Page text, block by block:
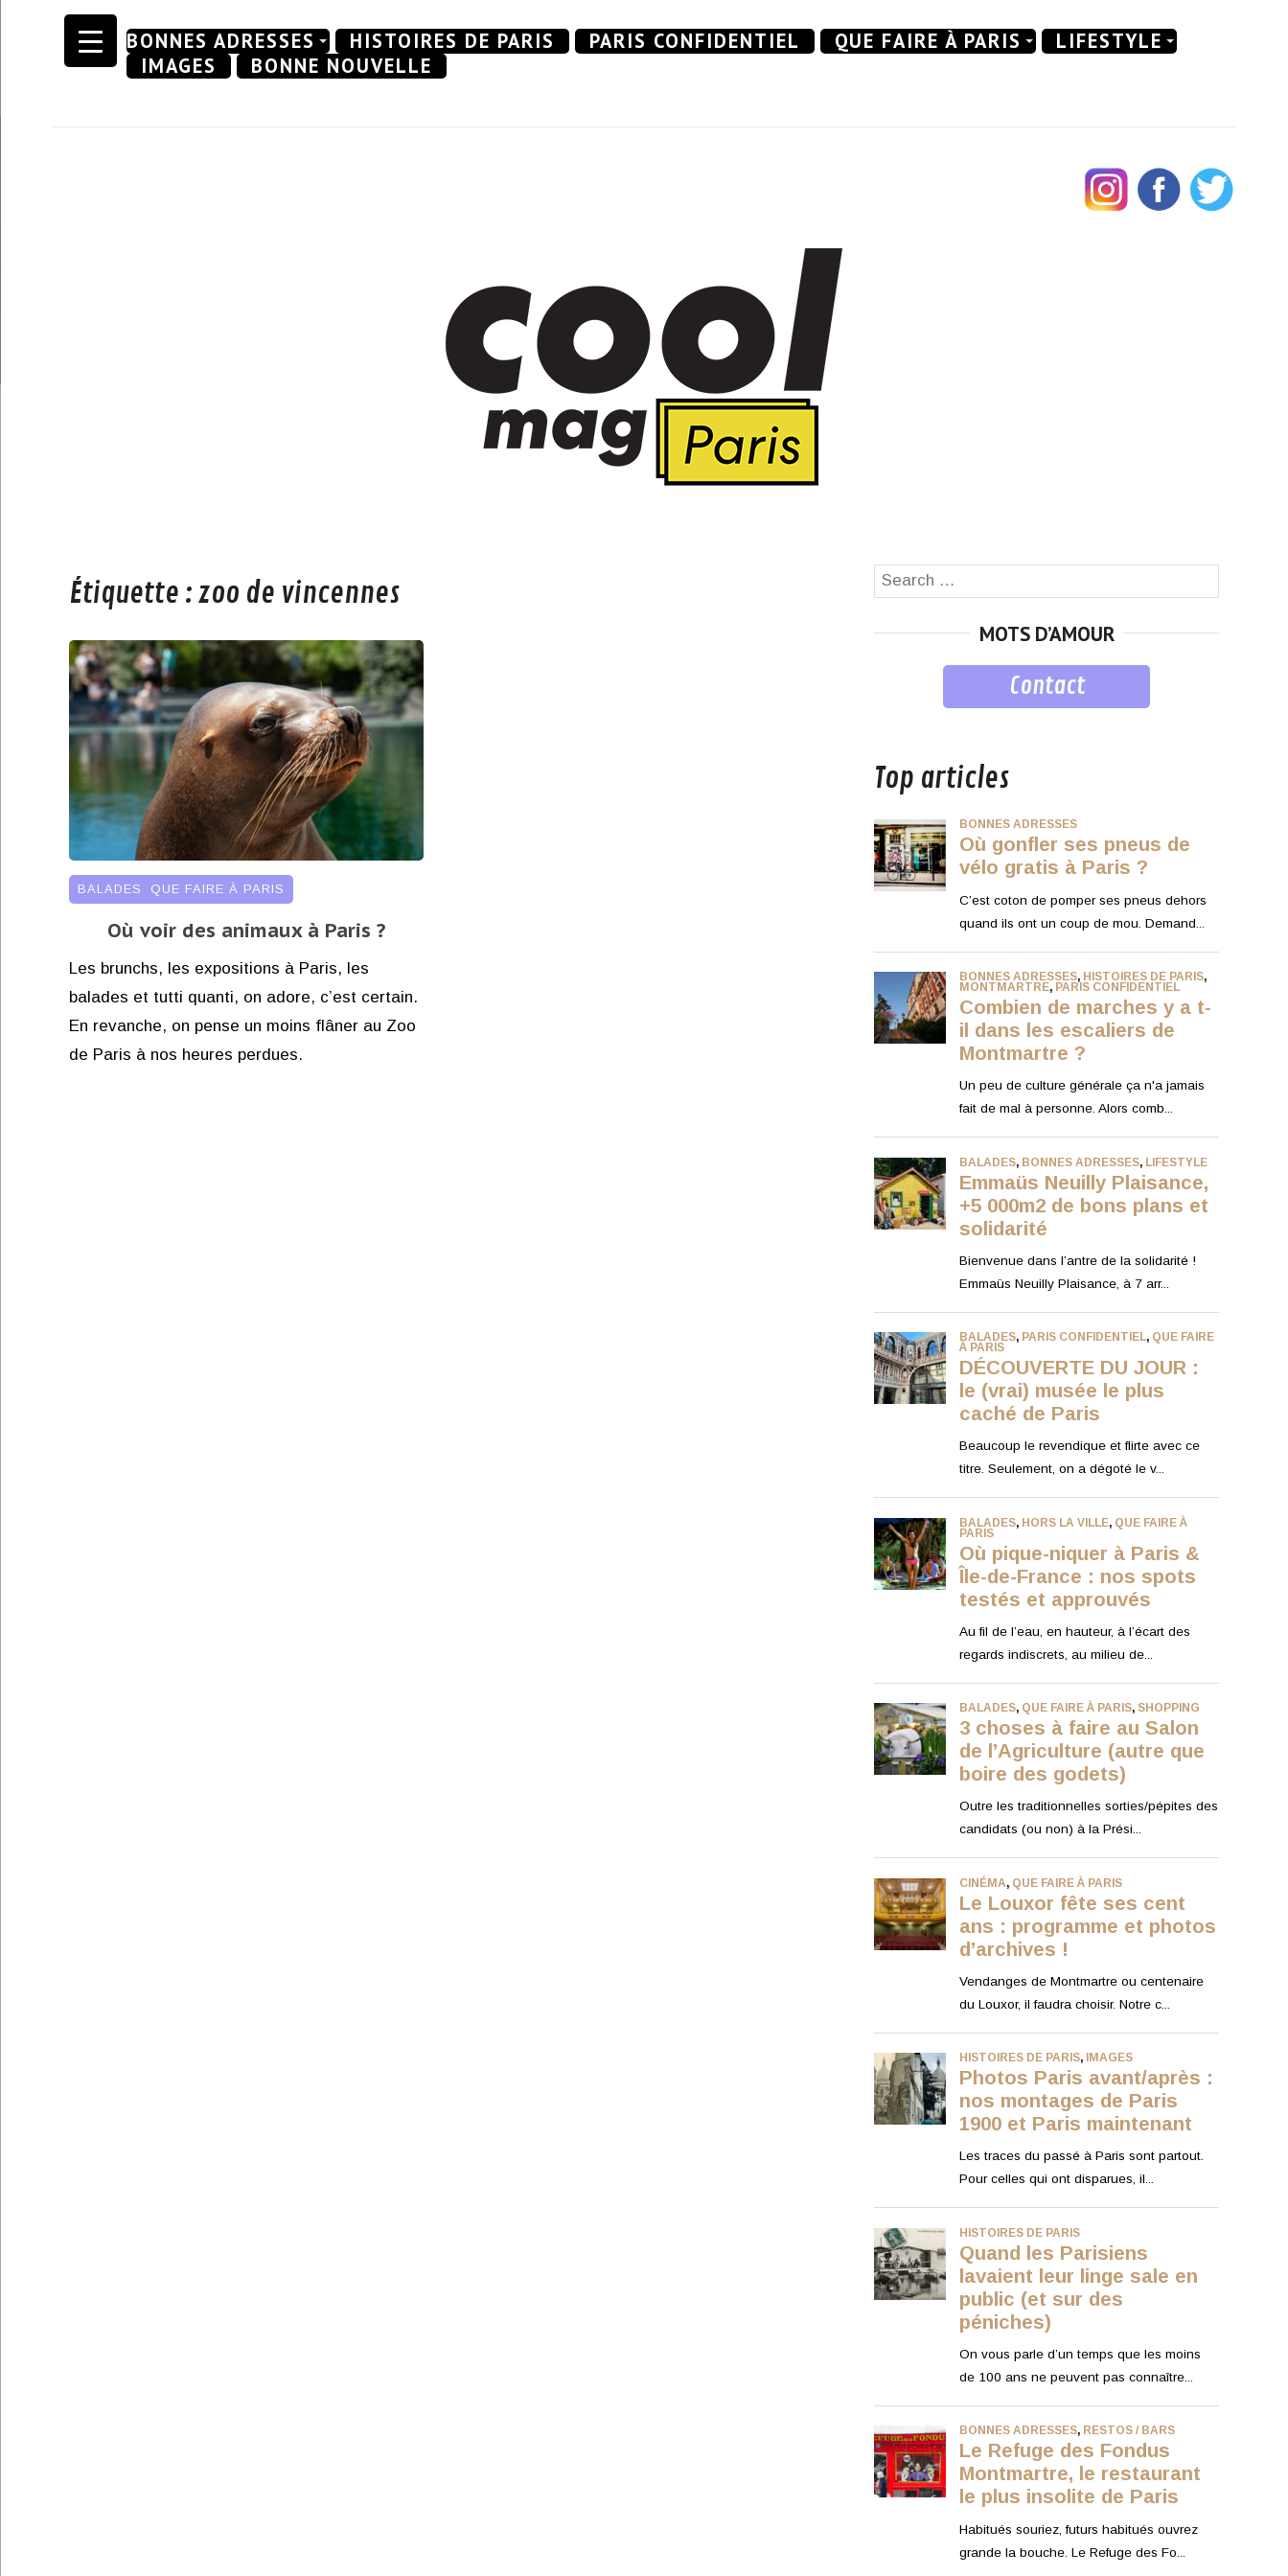
Skip
BONNES ADRESSES HISTOIRES DE PARIS PARIS CONFIDENTIEL QUE FAIRE À PARIS
LIFESTYLE
IMAGES
BONNE NOUVELLE
Étiquette :zoo de vincennes
BALADES QUE FAIRE À PARIS
Où voir des animaux à Paris ?
Les brunchs, les expositions à Paris, les
balades et tutti quanti, on adore, c’est certain.
En revanche, on pense un moins flâner au Zoo
de Paris à nos heures perdues.
Search
MOTS D’AMOUR
Contact
Top articles